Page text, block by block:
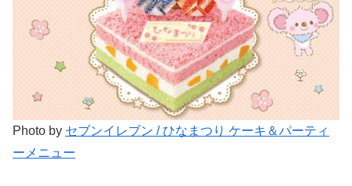
Photo by セブンイレブン / ひなまつり ケーキ＆パーティ
ーメニュー